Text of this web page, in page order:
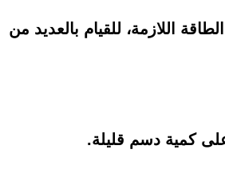
اللازمة، للقيام بالعديد من
كمية دسم قليلة.